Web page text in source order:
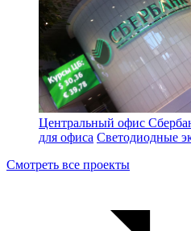
Центральный офис
для офиса Светодиодные
Смотреть все проекты